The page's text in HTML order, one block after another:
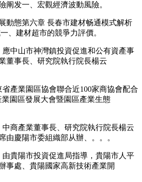
阐发一、宏觀經濟波動風險。
態第六章 長春市建材畅通模式解析
、建材超市的競爭力評價。
中山市神灣鎮投資促進和公有資產事
董事長、研究院執行院長楊云
產業園區協會聯合近100家商協會配合
業園區發展大會暨園區產業生態
商產業董事長、研究院執行院長楊云
由慶陽市委組織部从辦、。。。
貴陽市投資促進局指導，貴陽市人平
事處、貴陽國家高新技術產業開